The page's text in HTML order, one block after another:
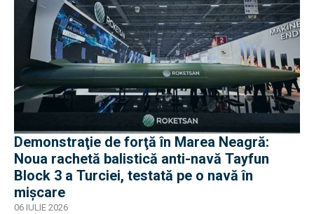
Demonstraţie de forţă în Marea Neagră:
Noua rachetă balistică anti-navă Tayfun
Block 3 a Turciei, testată pe o navă în
mișcare
06 IULIE 2026